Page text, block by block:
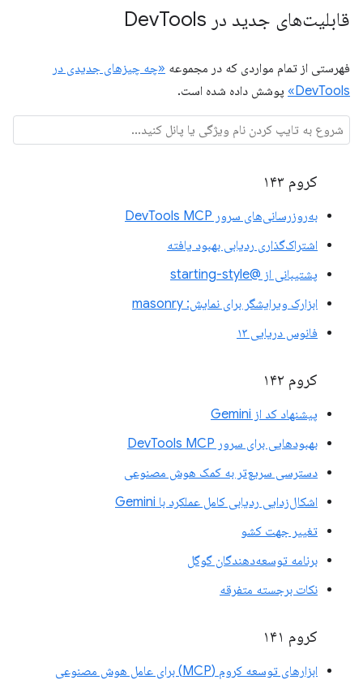
قابلیت‌های جدید در Dev Tools
فهرستی از تمام مواردی که در مجموعه «چه چیزهای جدیدی در
DevTools»
پوشش داده شده است.
کروم ۱۴۳
به‌روزرسانی‌های سرور DevTools MCP
اشتراک‌گذاری ردیابی بهبود یافته
پشتیبانی از @starting-style
ابزارک ویرایشگر برای نمایش: masonry
فانوس دریایی ۱۳
کروم ۱۴۲
پیشنهاد کد از Gemini
بهبودهایی برای سرور DevTools MCP
دسترسی سریع‌تر به کمک هوش مصنوعی
اشکال‌زدایی ردیابی کامل عملکرد با Gemini
تغییر جهت کشو
برنامه توسعه‌دهندگان گوگل
نکات برجسته متفرقه
کروم ۱۴۱
ابزارهای توسعه کروم (MCP) برای عامل هوش مصنوعی